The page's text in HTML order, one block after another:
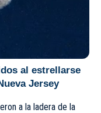
al estrellarse
Jersey
a la ladera de la